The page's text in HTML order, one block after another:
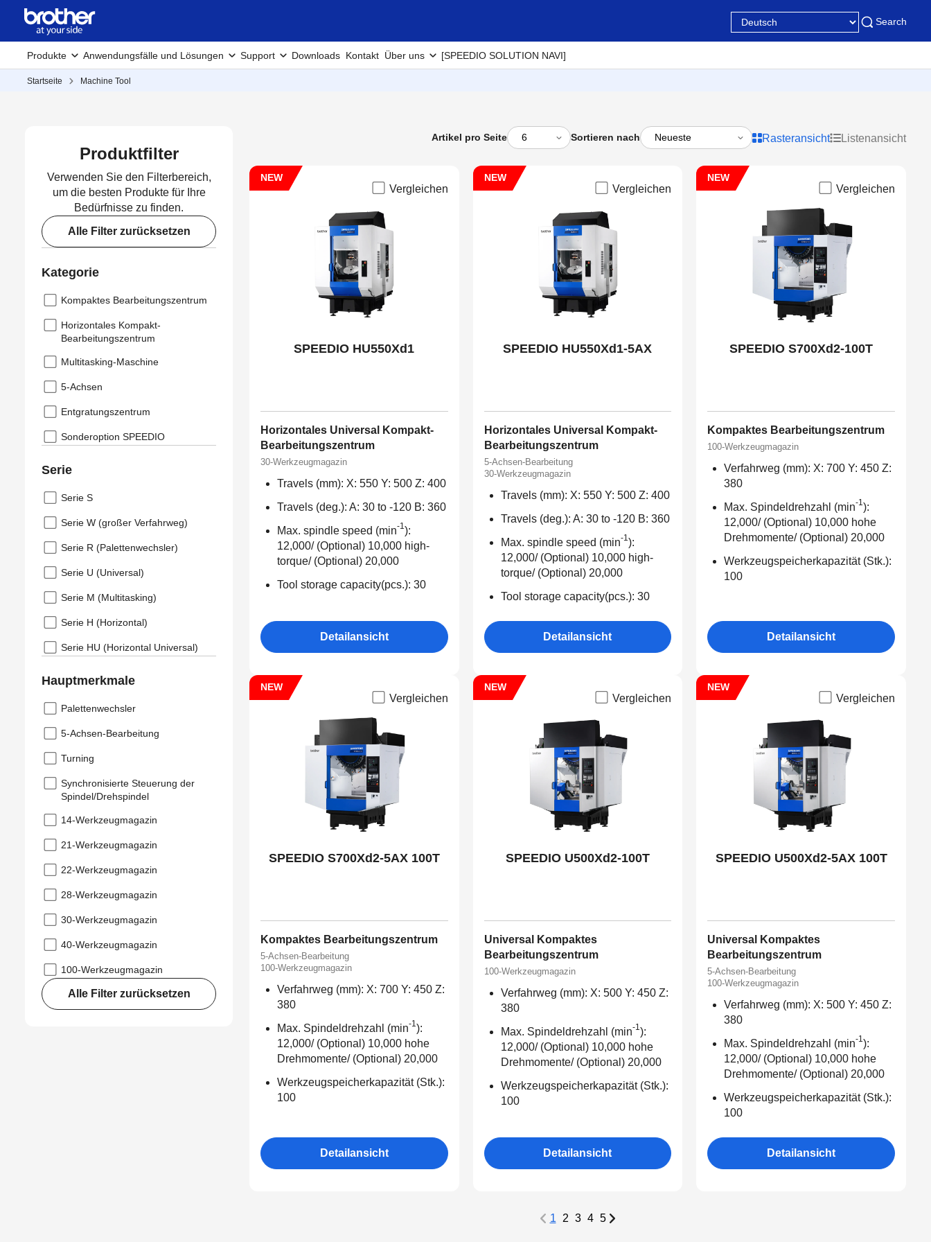
Search
Produkte Anwendungsfälle und Lösungen Support Downloads Kontakt Über uns [SPEEDIO SOLUTION NAVI]
Startseite Machine Tool
Produktfilter
Verwenden Sie den Filterbereich,
um die besten Produkte für Ihre
Bedürfnisse zu finden.
Alle Filter zurücksetzen
Kategorie
Kompaktes Bearbeitungszentrum
Horizontales Kompakt-
Bearbeitungszentrum
Multitasking-Maschine
5-Achsen
Entgratungszentrum
Sonderoption SPEEDIO
Serie
Serie S
Serie W (großer Verfahrweg)
Serie R (Palettenwechsler)
Serie U (Universal)
Serie M (Multitasking)
Serie H (Horizontal)
Serie HU (Horizontal Universal)
Hauptmerkmale
Palettenwechsler
5-Achsen-Bearbeitung
Turning
Synchronisierte Steuerung der
Spindel/Drehspindel
14-Werkzeugmagazin
21-Werkzeugmagazin
22-Werkzeugmagazin
28-Werkzeugmagazin
30-Werkzeugmagazin
40-Werkzeugmagazin
100-Werkzeugmagazin
Alle Filter zurücksetzen
Artikel pro Seite Sortieren nach Rasteransicht Listenansicht
NEW
Vergleichen
SPEEDIO HU550Xd1
Horizontales Universal Kompakt-
Bearbeitungszentrum
30-Werkzeugmagazin
Travels (mm): X: 550 Y: 500 Z: 400
Travels (deg.): A: 30 to -120 B: 360
Max. spindle speed (min-1):
12,000/ (Optional) 10,000 high-
torque/ (Optional) 20,000
Tool storage capacity(pcs.): 30
Detailansicht
NEW
Vergleichen
SPEEDIO HU550Xd1-5AX
Horizontales Universal Kompakt-
Bearbeitungszentrum
5-Achsen-Bearbeitung
30-Werkzeugmagazin
Travels (mm): X: 550 Y: 500 Z: 400
Travels (deg.): A: 30 to -120 B: 360
Max. spindle speed (min-1):
12,000/ (Optional) 10,000 high-
torque/ (Optional) 20,000
Tool storage capacity(pcs.): 30
Detailansicht
NEW
Vergleichen
SPEEDIO S700Xd2-100T
Kompaktes Bearbeitungszentrum
100-Werkzeugmagazin
Verfahrweg (mm): X: 700 Y: 450 Z:
380
Max. Spindeldrehzahl (min-1):
12,000/ (Optional) 10,000 hohe
Drehmomente/ (Optional) 20,000
Werkzeugspeicherkapazität (Stk.):
100
Detailansicht
NEW
Vergleichen
SPEEDIO S700Xd2-5AX 100T
Kompaktes Bearbeitungszentrum
5-Achsen-Bearbeitung
100-Werkzeugmagazin
Verfahrweg (mm): X: 700 Y: 450 Z:
380
Max. Spindeldrehzahl (min-1):
12,000/ (Optional) 10,000 hohe
Drehmomente/ (Optional) 20,000
Werkzeugspeicherkapazität (Stk.):
100
Detailansicht
NEW
Vergleichen
SPEEDIO U500Xd2-100T
Universal Kompaktes
Bearbeitungszentrum
100-Werkzeugmagazin
Verfahrweg (mm): X: 500 Y: 450 Z:
380
Max. Spindeldrehzahl (min-1):
12,000/ (Optional) 10,000 hohe
Drehmomente/ (Optional) 20,000
Werkzeugspeicherkapazität (Stk.):
100
Detailansicht
NEW
Vergleichen
SPEEDIO U500Xd2-5AX 100T
Universal Kompaktes
Bearbeitungszentrum
5-Achsen-Bearbeitung
100-Werkzeugmagazin
Verfahrweg (mm): X: 500 Y: 450 Z:
380
Max. Spindeldrehzahl (min-1):
12,000/ (Optional) 10,000 hohe
Drehmomente/ (Optional) 20,000
Werkzeugspeicherkapazität (Stk.):
100
Detailansicht
1 2 3 4 5